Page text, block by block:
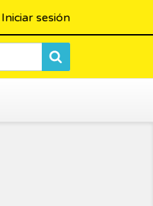
Iniciar sesión